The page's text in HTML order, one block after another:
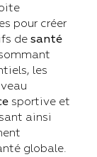
pour créer
de santé
les
sportive et
ainsi
globale.